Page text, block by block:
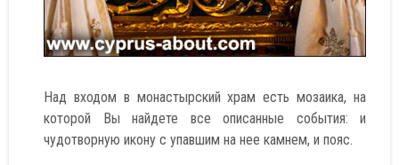
Над входом в монастырский храм есть мозаика, на
которой Вы найдете все описанные события: и
чудотворную икону с упавшим на нее камнем, и пояс.